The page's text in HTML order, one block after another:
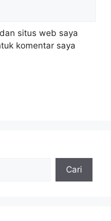
situs web saya
komentar saya
Cari